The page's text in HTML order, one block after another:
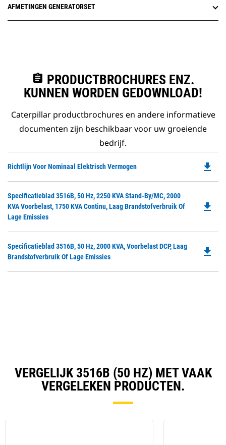
AFMETINGEN GENERATORSET
assignment PRODUCTBROCHURES ENZ.
KUNNEN WORDEN GEDOWNLOAD!
Caterpillar productbrochures en andere informatieve
documenten zijn beschikbaar voor uw groeiende
bedrijf.
Richtlijn Voor Nominaal Elektrisch Vermogen file_download
Specificatieblad 3516B, 50 Hz, 2250 KVA Stand-By/MC, 2000
KVA Voorbelast, 1750 KVA Continu, Laag Brandstofverbruik Of
Lage Emissies
file_download
Specificatieblad 3516B, 50 Hz, 2000 KVA, Voorbelast DCP, Laag
Brandstofverbruik Of Lage Emissies
file_download
VERGELIJK 3516B (50 HZ) MET VAAK
VERGELEKEN PRODUCTEN.